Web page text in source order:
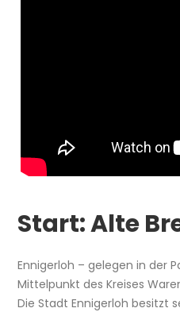
Start: Alte
Ennigerloh – gelegen in der
Mittelpunkt des Kreises
Die Stadt Ennigerloh besitzt